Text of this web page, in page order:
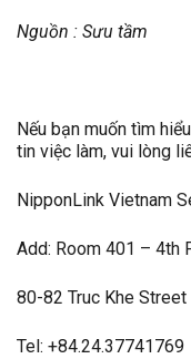
Nguồn : Sưu tầm
Nếu bạn muốn tìm
tin việc làm, vui lòng
NipponLink Vietnam
Add: Room 401 – 4th
80-82 Truc Khe
Tel: